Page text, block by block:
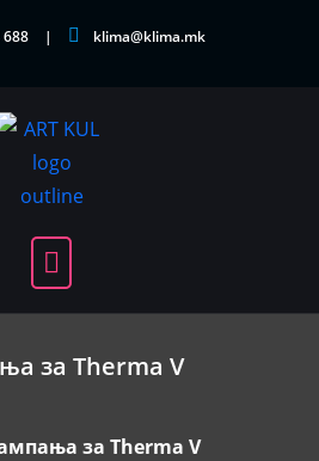
688 klima@klima.mk
за Therma V
за Therma V